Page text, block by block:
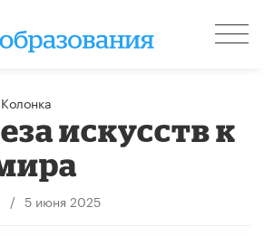
Колонка
искусств к
/ 5 июня 2025